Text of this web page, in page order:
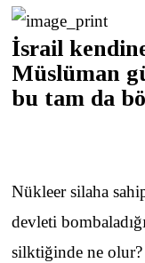
İsrail
Müslüman
bu tam da
Nükleer silaha
devleti
silktiğinde ne olur?